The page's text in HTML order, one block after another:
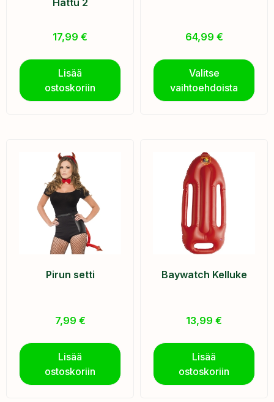
17,99 €
Lisää
ostoskoriin
64,99 €
Valitse
vaihtoehdoista
Pirun setti
7,99 €
Lisää
ostoskoriin
Baywatch Kelluke
13,99 €
Lisää
ostoskoriin